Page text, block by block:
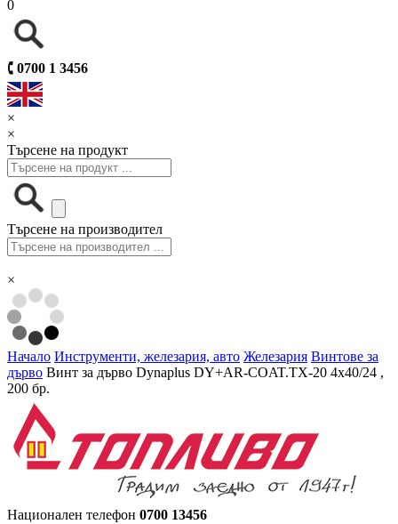
0
🕻 0700 1 3456
×
×
Търсене на продукт
Търсене на производител
×
Начало Инструменти, железария, авто Железария Винтове за
дърво Винт за дърво Dynaplus DY+AR-COAT.TX-20 4x40/24 ,
200 бр.
Национален телефон 0700 13456